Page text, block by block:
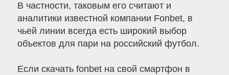
В частности, таковым его считают и
аналитики известной компании Fonbet, в
чьей линии всегда есть широкий выбор
объектов для пари на российский футбол.
Если скачать fonbet на свой смартфон в